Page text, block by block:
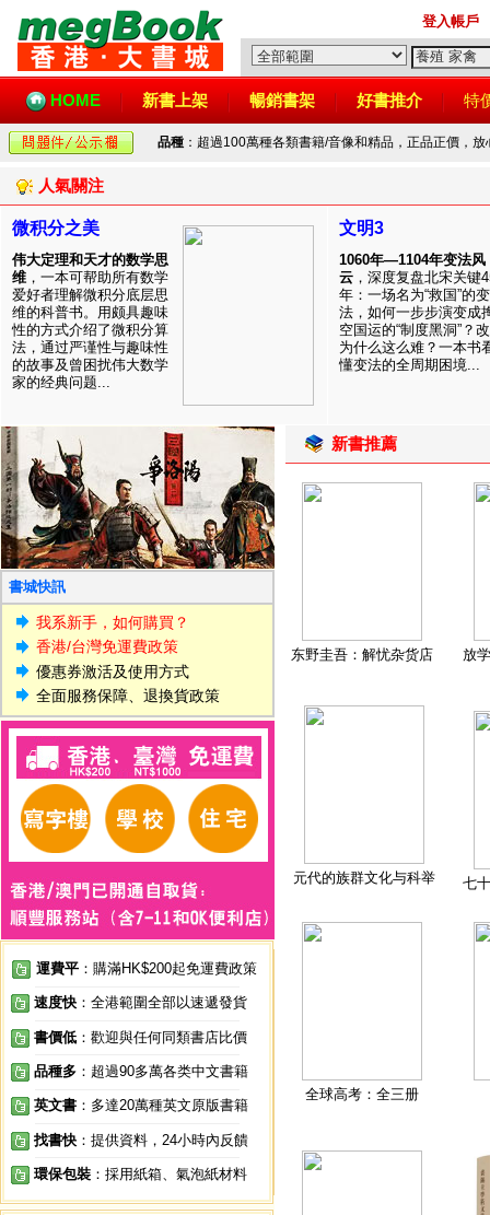
登入帳戶
HOME 新書上架 暢銷書架 好書推介 特
品種 ：超過100萬種各類書籍/音像和精品，正品正價，
人氣關注
微积分之美
伟大定理和天才的数学思
维 ，一本可帮助所有数学
爱好者理解微积分底层思
维的科普书。用颇具趣味
性的方式介绍了微积分算
法，通过严谨性与趣味性
的故事及曾困扰伟大数学
家的经典问题...
文明3
1060年—1104年变法风
云 ，深度复盘北宋关键
年：一场名为“救国”的变
法，如何一步步演变成
空国运的“制度黑洞”？
为什么这么难？一本书
懂变法的全周期困境...
書城快訊
我系新手，如何購買？
香港/台灣免運費政策
優惠券激活及使用方式
全面服務保障、退換貨政策
運費平 ：購滿HK$200起免運費政策
速度快 ：全港範圍全部以速遞發貨
書價低 ：歡迎與任何同類書店比價
品種多 ：超過90多萬各类中文書籍
英文書 ：多達20萬種英文原版書籍
找書快 ：提供資料，24小時內反饋
環保包裝 ：採用紙箱、氣泡紙材料
新書推薦
东野圭吾：解忧杂货店 放
元代的族群文化与科举 七
全球高考：全三册